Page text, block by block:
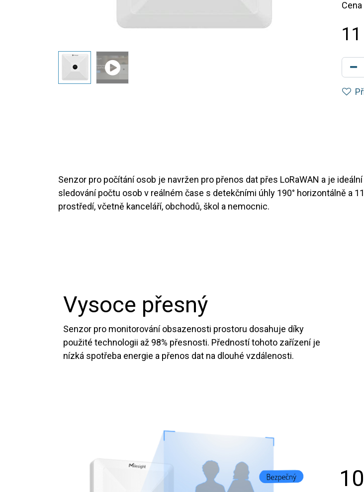
Cena
Senzor pro počítání osob je navržen pro přenos dat přes LoRaWAN a je
sledování počtu osob v reálném čase s detekčními úhly 190° horizontálně a
prostředí, včetně kanceláří, obchodů, škol a nemocnic.
Vysoce přesný
Senzor pro monitorování obsazenosti prostoru dosahuje díky
použité technologii až 98% přesnosti. Předností tohoto zařízení je
nízká spotřeba energie a přenos dat na dlouhé vzdálenosti.